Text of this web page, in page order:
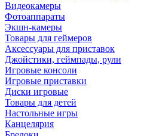
Видеокамеры
Фотоаппараты
Экшн-камеры
Товары для геймеров
Аксессуары для приставок
Джойстики, геймпады, рули
Игровые консоли
Игровые приставки
Диски игровые
Товары для детей
Настольные игры
Канцелярия